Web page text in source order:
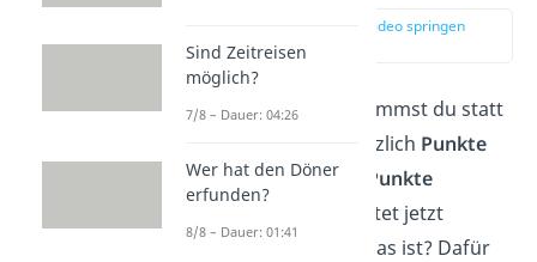
zur Stelle im Video springen
(00:13)
In der Oberstufe bekommst du statt
plötzlich Punkte
von 0 bis 15. Du hast
Punkte
bekommen und möchtet jetzt
wissen, welche
das ist? Dafür
Sind Zeitreisen
möglich?
7/8 – Dauer: 04:26
Wer hat den Döner
erfunden?
8/8 – Dauer: 01:41